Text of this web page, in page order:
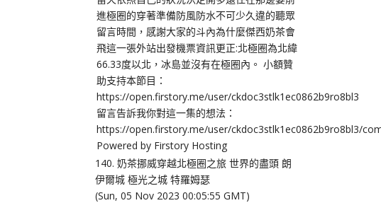
140. 奶茶挪威穿越北極圈之旅 世界的盡頭 朗
伊爾城 極光之城 特羅姆瑟
(Sun, 05 Nov 2023 00:05:55 GMT)